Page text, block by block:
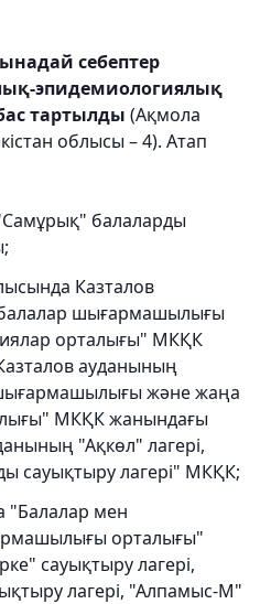
себептер
эпидемиологиялық
тартылды (Ақмола
облысы – 4). Атап
балаларды
Казталов
шығармашылығы
орталығы" МКҚК
ауданының
және жаңа
МКҚК жанындағы
"Ақкөл" лагері,
сауықтыру лагері" МКҚК;
"Балалар мен
орталығы"
сауықтыру лагері,
лагері, "Алпамыс-М"